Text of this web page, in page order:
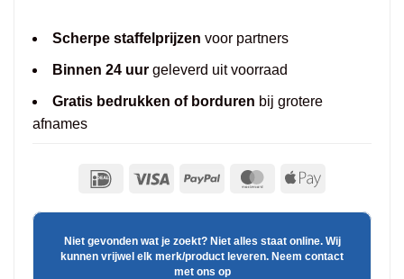
Scherpe staffelprijzen voor partners
Binnen 24 uurgeleverd uit voorraad
Gratis bedrukken of borduren bij grotere
afnames
Niet gevonden wat je zoekt? Niet alles staat online. Wij
kunnen vrijwel elk merk/product leveren. Neem contact
met ons op